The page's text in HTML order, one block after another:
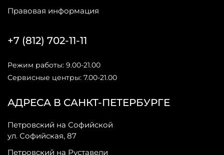
Правовая информация
АДРЕСА В САНКТ-ПЕТЕРБУРГЕ
Петровский на Софийской
ул. Софийская, 87
Петровский на Руставели
+7 (812) 702-11-11
Режим работы: 9.00-21.00
Сервисные центры: 7.00-21.00